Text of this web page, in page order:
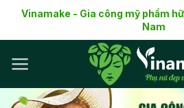
Skip
content
Vinamake - Gia công mỹ phẩm
Nam